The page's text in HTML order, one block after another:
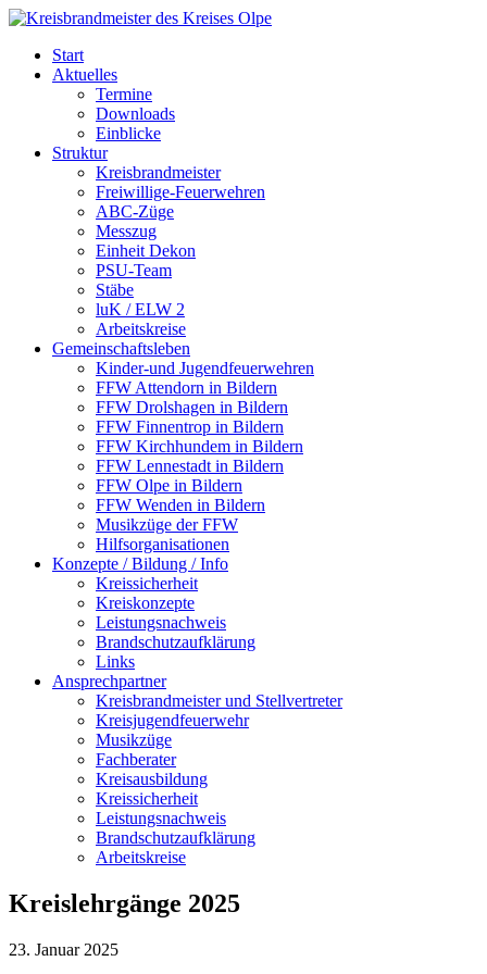
Skip
contentStart
Aktuelles
Termine
Downloads
Einblicke
Struktur
Kreisbrandmeister
Freiwillige-Feuerwehren
ABC-Züge
Messzug
Einheit Dekon
PSU-Team
Stäbe
luK / ELW 2
Arbeitskreise
Gemeinschaftsleben
Kinder-und Jugendfeuerwehren
FFW Attendorn in Bildern
FFW Drolshagen in Bildern
FFW Finnentrop in Bildern
FFW Kirchhundem in Bildern
FFW Lennestadt in Bildern
FFW Olpe in Bildern
FFW Wenden in Bildern
Musikzüge der FFW
Hilfsorganisationen
Konzepte / Bildung / Info
Kreissicherheit
Kreiskonzepte
Leistungsnachweis
Brandschutzaufklärung
Links
Ansprechpartner
Kreisbrandmeister und Stellvertreter
Kreisjugendfeuerwehr
Musikzüge
Fachberater
Kreisausbildung
Kreissicherheit
Leistungsnachweis
Brandschutzaufklärung
Arbeitskreise
Kreislehrgänge 2025
23. Januar 2025